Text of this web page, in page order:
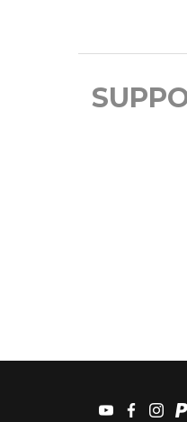
youtube